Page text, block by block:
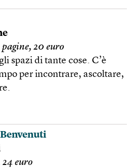
20 euro
spazi di tante cose. C’è
per incontrare, ascoltare,
euro